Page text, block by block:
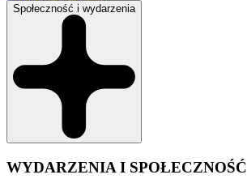
Społeczność i wydarzenia
WYDARZENIA I SPOŁECZNOŚĆ